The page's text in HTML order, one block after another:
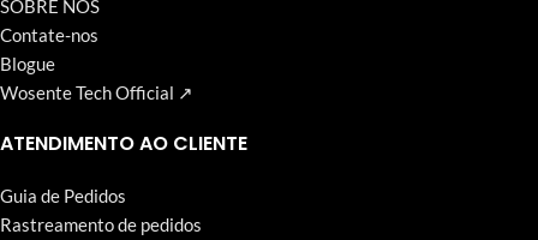
SOBRE NÓS
Contate-nos
Blogue
Wosente Tech Official ↗
ATENDIMENTO AO CLIENTE
Guia de Pedidos
Rastreamento de pedidos